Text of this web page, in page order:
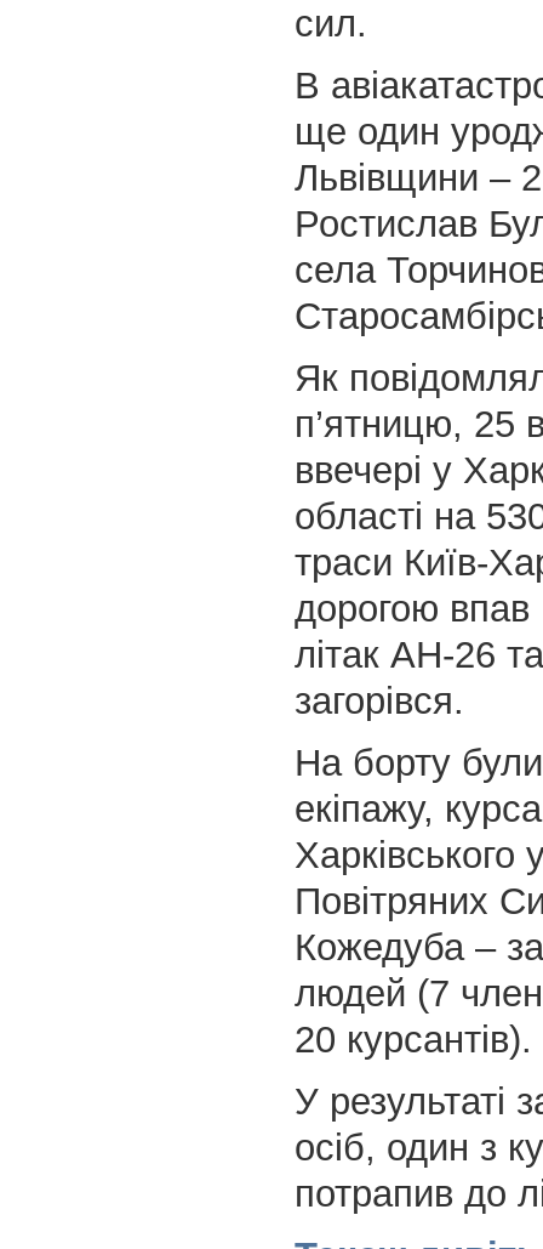
сил.
В
ще один
Львівщини –
Ростислав
села
Як
п’ятницю, 25
ввечері у
області на
траси Київ-
дорогою впав
літак АН-26
загорівся.
На борту
екіпажу,
Харківського
Повітряних
Кожедуба –
людей (7
20 курсантів).
У результаті
осіб, один з
потрапив до